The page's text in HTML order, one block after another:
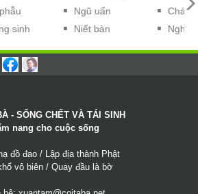
Ngũ uẩn
Niết bàn
Chánh
Nghiệp
- SỐNG CHẾT VÀ TÁI SINH
nang cho cuộc sống
đồ đao / Lập địa thành Phật
vô biên / Quay đầu là bờ